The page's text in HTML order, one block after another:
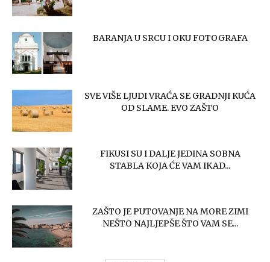
BARANJA U SRCU I OKU FOTOGRAFA
SVE VIŠE LJUDI VRAĆA SE GRADNJI KUĆA
OD SLAME. EVO ZAŠTO
FIKUSI SU I DALJE JEDINA SOBNA
STABLA KOJA ĆE VAM IKAD...
ZAŠTO JE PUTOVANJE NA MORE ZIMI
NEŠTO NAJLJEPŠE ŠTO VAM SE...